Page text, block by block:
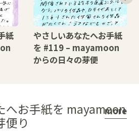
紙
やさしいあなたへお手紙
を #119 – mayamoon
からの日々の芽便
へお手紙を mayamoon
便り
more